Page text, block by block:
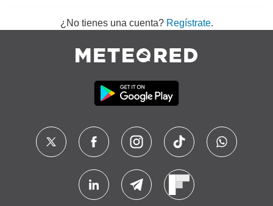
¿No tienes una cuenta? Regístrate.